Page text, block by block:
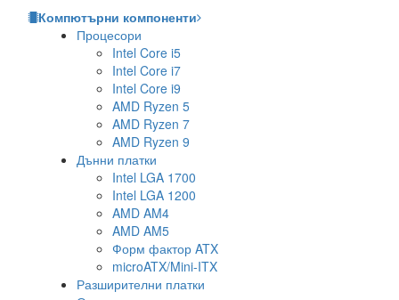
Компютърни компоненти
Процесори
Intel Core i5
Intel Core i7
Intel Core i9
AMD Ryzen 5
AMD Ryzen 7
AMD Ryzen 9
Дънни платки
Intel LGA 1700
Intel LGA 1200
AMD AM4
AMD AM5
Форм фактор ATX
microATX/Mini-ITX
Разширителни платки